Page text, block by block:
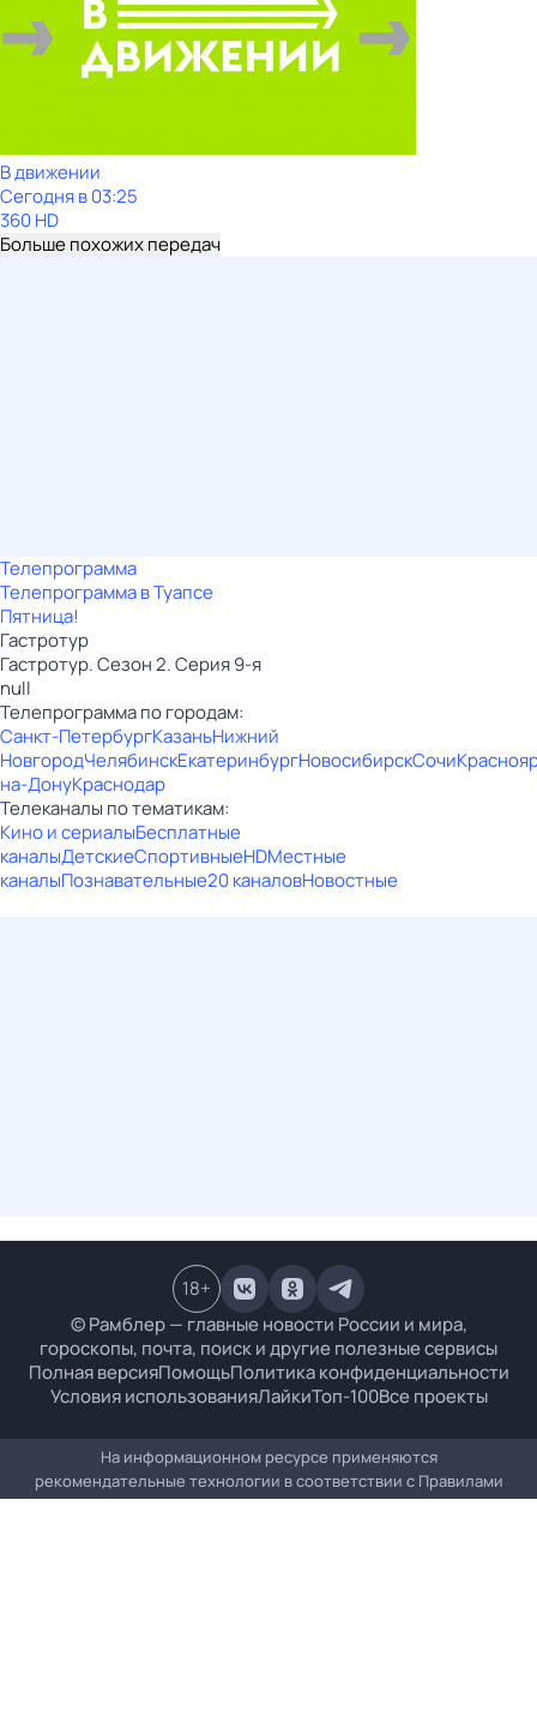
В движении
Сегодня в 03:25
360 HD
Больше похожих передач
Телепрограмма
Телепрограмма в Туапсе
Пятница!
Гастротур
Гастротур. Сезон 2. Серия 9-я
null
Телепрограмма по городам:
Санкт-ПетербургКазаньНижний
НовгородЧелябинскЕкатеринбургНовосибирскСочи
на-ДонуКраснодар
Телеканалы по тематикам:
Кино и сериалыБесплатные
каналыДетскиеСпортивныеHDМестные
каналыПознавательные20 каналовНовостные
© Рамблер — главные новости России и мира,
гороскопы, почта, поиск и другие полезные сервисы
Полная версияПомощьПолитика конфиденциальности
Условия использованияЛайкиТоп-100Все проекты
18+
На информационном ресурсе применяются
рекомендательные технологии в соответствии с Правилами